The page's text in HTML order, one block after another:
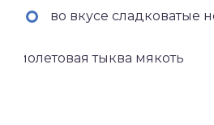
во вкусе сладковатые